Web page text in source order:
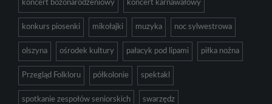
koncert bożonarodzeniowy koncert karnawałowy
konkurs piosenki mikołajki muzyka noc sylwestrowa
olszyna ośrodek kultury pałacyk pod lipami piłka nożna
Przegląd Folkloru półkolonie spektakl
spotkanie zespołów seniorskich swarzędz